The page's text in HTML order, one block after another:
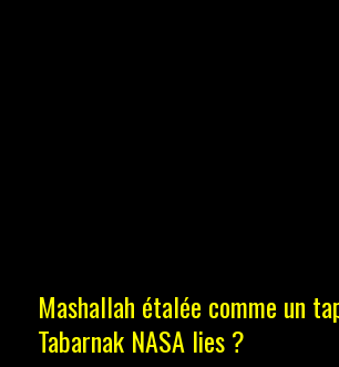
Mashallah étalée comme un
Tabarnak NASA lies ?